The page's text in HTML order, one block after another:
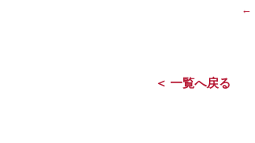
←
＜ 一覧へ戻る